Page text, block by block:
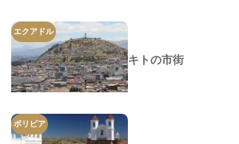
エクアドル
キトの市街
ボリビア